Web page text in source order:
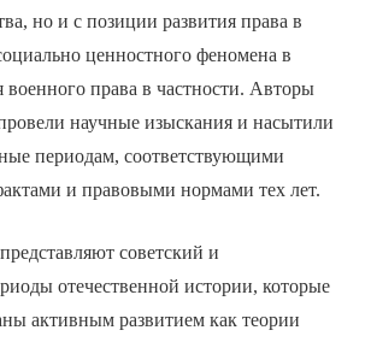
но и с позиции развития права в
ценностного феномена в
военного права в частности. Авторы
научные изыскания и насытили
периодам, соответствующими
и правовыми нормами тех лет.
советский и
отечественной истории, которые
активным развитием как теории